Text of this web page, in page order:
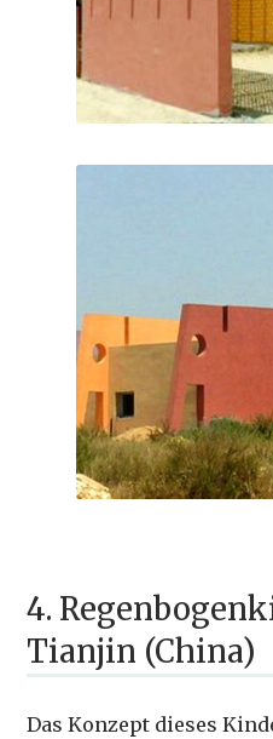
4.
Tianjin (China)
Das Konzept dieses